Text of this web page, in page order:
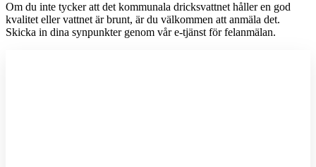
Om du inte tycker att det kommunala dricksvattnet håller en god
kvalitet eller vattnet är brunt, är du välkommen att anmäla det.
Skicka in dina synpunkter genom vår e-tjänst för felanmälan.